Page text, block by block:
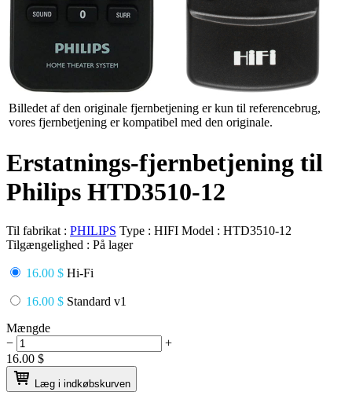
Billedet af den originale fjernbetjening er kun til referencebrug,
vores fjernbetjening er kompatibel med den originale.
Erstatnings-fjernbetjening til
Philips HTD3510-12
Til fabrikat : PHILIPS Type : HIFI Model : HTD3510-12
Tilgængelighed : På lager
16.00 $ Hi-Fi
16.00 $ Standard v1
Mængde
−
+
16.00 $
Læg i indkøbskurven